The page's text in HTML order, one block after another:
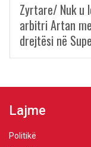
Zyrtare/ Nuk u
arbitri Artan
drejtësi në
Lajme
Politikë